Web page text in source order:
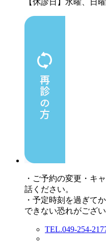
【休診日】水曜、日
・ご予約の変更・キ
話ください。
・予定時刻を過ぎて
できない恐れがござい
TEL.049-254-